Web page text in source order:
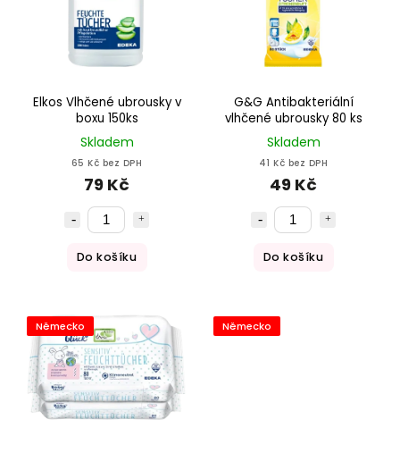
Elkos Vlhčené ubrousky v
boxu 150ks
Skladem
65 Kč bez DPH
79 Kč
Do košíku
G&G Antibakteriální
vlhčené ubrousky 80 ks
Skladem
41 Kč bez DPH
49 Kč
Do košíku
Německo Německo